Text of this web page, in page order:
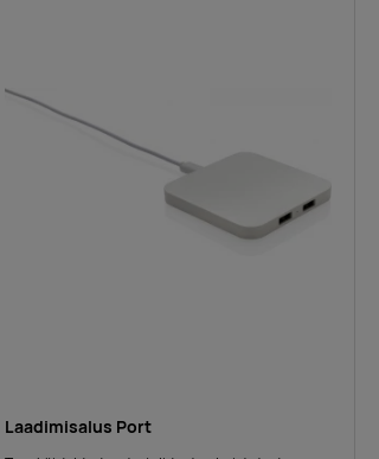
Laadimisalus Port